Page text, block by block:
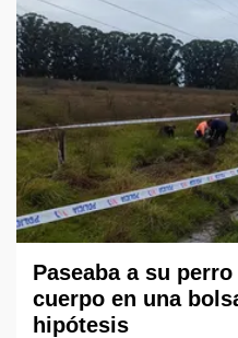
Paseaba a su
cuerpo en una
hipótesis